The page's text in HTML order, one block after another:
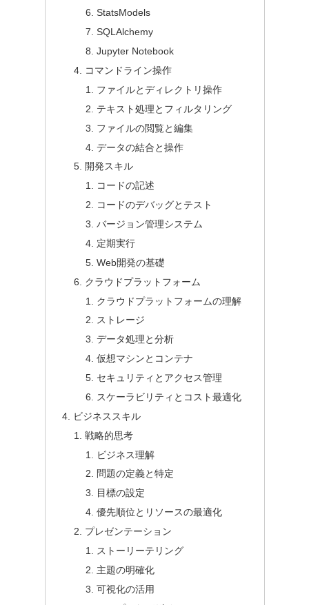
StatsModels
SQLAlchemy
Jupyter Notebook
コマンドライン操作
ファイルとディレクトリ操作
テキスト処理とフィルタリング
ファイルの閲覧と編集
データの結合と操作
開発スキル
コードの記述
コードのデバッグとテスト
バージョン管理システム
定期実行
Web開発の基礎
クラウドプラットフォーム
クラウドプラットフォームの理解
ストレージ
データ処理と分析
仮想マシンとコンテナ
セキュリティとアクセス管理
スケーラビリティとコスト最適化
ビジネススキル
戦略的思考
ビジネス理解
問題の定義と特定
目標の設定
優先順位とリソースの最適化
プレゼンテーション
ストーリーテリング
主題の明確化
可視化の活用